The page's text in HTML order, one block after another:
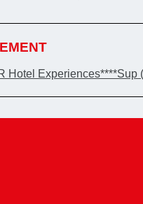
Hotel Experiences****Sup